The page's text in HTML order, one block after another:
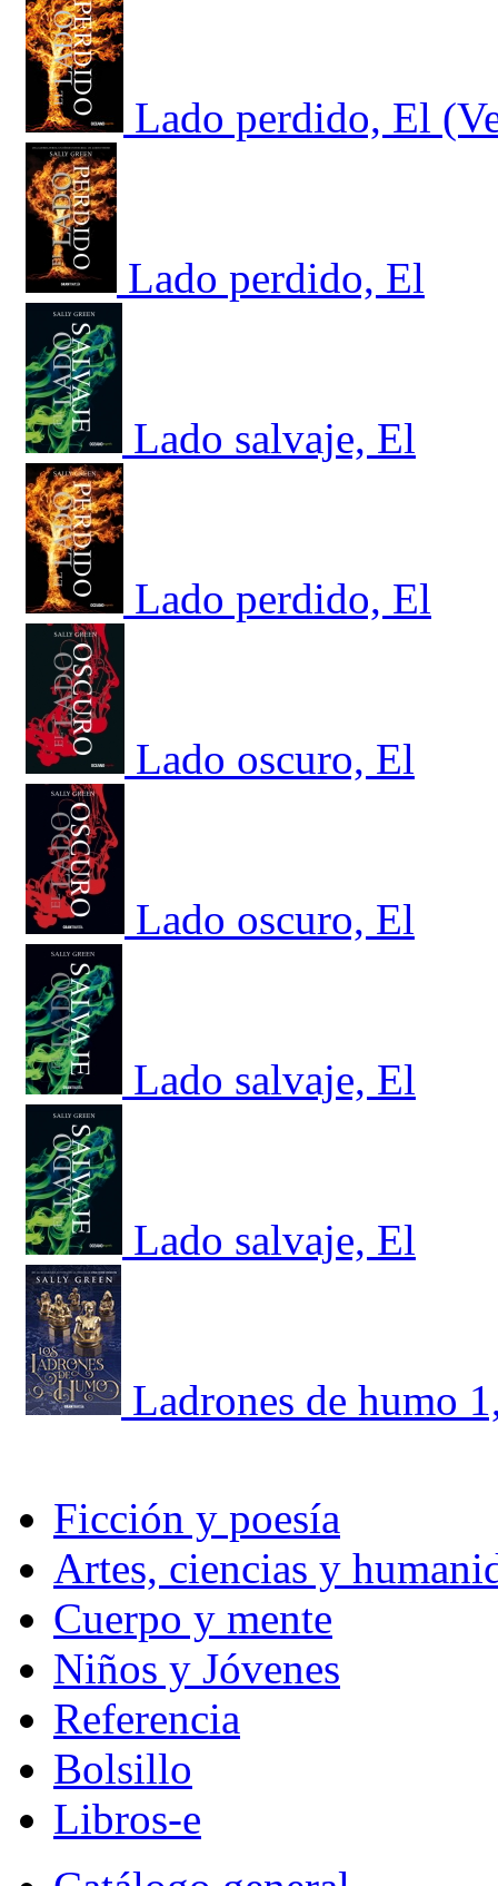
Lado perdido, El
Lado perdido, El
Lado salvaje, El
Lado perdido, El
Lado oscuro, El
Lado oscuro, El
Lado salvaje, El
Lado salvaje, El
Ladrones de humo
Ficción y poesía
Artes, ciencias y
Cuerpo y mente
Niños y Jóvenes
Referencia
Bolsillo
Libros-e